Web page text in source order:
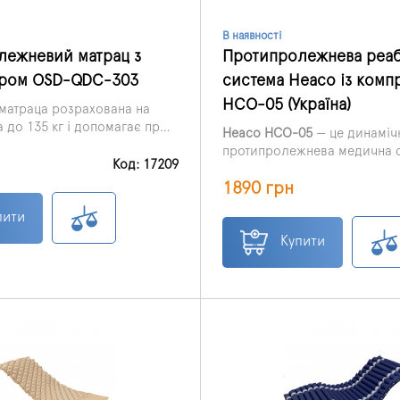
матрац з
OSD-QDC-303
розрахована на
до 135 кг і допомагає при
Код: 17209
В наявності
Протипролежнева
система Heaco із
HCO-05 (Україна)
Heaco HCO-05— це
протипролежнева медична
пролежнів і догляду за
за принципом змінного тиску:
комірки почергово
спускаються, допомагаючи
1890 грн
Купити